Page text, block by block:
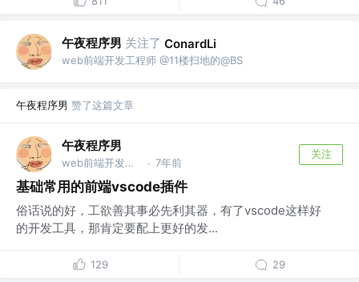
午夜程序男 关注了 ConardLi
web前端开发工程师 @11楼扫地的@BS
午夜程序男 赞了这篇文章
午夜程序男
web前端开发工程师 @11楼扫地的@BS · 7年前
关注
基础常用的前端vscode插件
俗话说的好，工欲善其事必先利其器，有了vscode这样好
的开发工具，那肯定要配上更好的发...
129 29